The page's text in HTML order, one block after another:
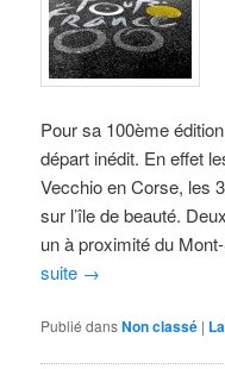
Pour sa 100ème
départ inédit. En effet
Vecchio en Corse, les
sur l’île de beauté.
un à proximité du
suite →
Publié dansNon classé |